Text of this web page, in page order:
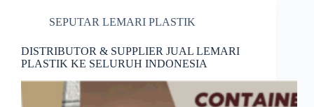
SEPUTAR LEMARI PLASTIK
DISTRIBUTOR & SUPPLIER JUAL LEMARI
PLASTIK KE SELURUH INDONESIA